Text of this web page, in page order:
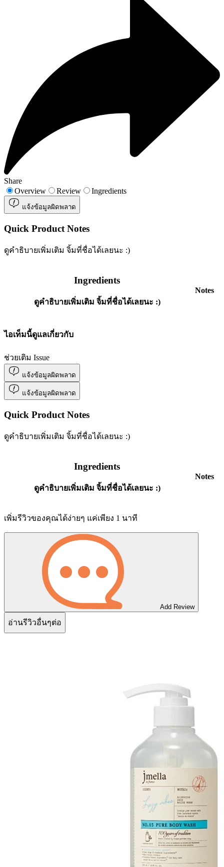
Share
Overview
Review Ingredients
แจ้งข้อมูลผิดพลาด
Quick Product Notes
ดูคำธิบายเพิ่มเติม จิ้มที่ชื่อได้เลยนะ :)
Ingredients
ดูคำธิบายเพิ่มเติม จิ้มที่ชื่อได้เลยนะ :)
Notes
ไอเท็มนี้ดูแลเกี่ยวกับ
ช่วยเติม Issue
แจ้งข้อมูลผิดพลาด
แจ้งข้อมูลผิดพลาด
Quick Product Notes
ดูคำธิบายเพิ่มเติม จิ้มที่ชื่อได้เลยนะ :)
Ingredients
ดูคำธิบายเพิ่มเติม จิ้มที่ชื่อได้เลยนะ :)
Notes
เพิ่มรีวิวของคุณได้ง่ายๆ แค่เพียง 1 นาที
Add Review
อ่านรีวิวอื่นๆต่อ